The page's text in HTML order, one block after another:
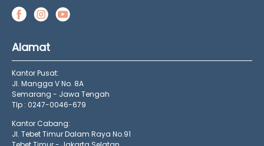
Alamat
Kantor Pusat:
Jl. Mangga V No. 8A
Semarang - Jawa Tengah
Tlp : 0247-0046-679
Kantor Cabang:
Jl. Tebet Timur Dalam Raya No.91